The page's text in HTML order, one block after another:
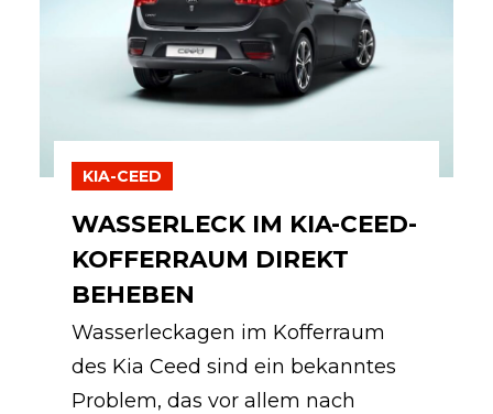
KIA-CEED
WASSERLECK IM KIA-CEED-
KOFFERRAUM DIREKT
BEHEBEN
Wasserleckagen im Kofferraum
des Kia Ceed sind ein bekanntes
Problem, das vor allem nach